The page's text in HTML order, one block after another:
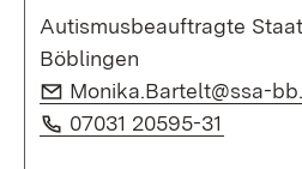
Autismusbeauftragte
Böblingen
E-Mail:
Monika.Bartelt@ssa-
Telefon:
07031 20595-31